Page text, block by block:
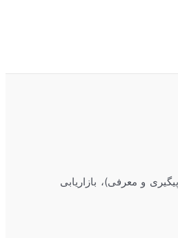
و معرفی)، بازاریابی